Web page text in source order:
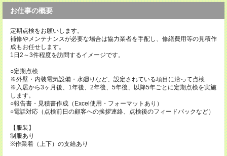
お仕事の概要
定期点検をお願いします。
補修やメンテナンスが必要な場合は協力業者を手配し、修繕費用等の見積作
成もお任せします。
1日2～3件程度を訪問するイメージです。
○定期点検
※外壁・内装電気設備・水廻りなど、設定されている項目に沿って点検
※入居から3ヶ月後、1年後、2年後、5年後、以降5年ごとに定期点検を実施
します。
○報告書・見積書作成（Excel使用・フォーマットあり）
○電話対応（点検前日の顧客への挨拶連絡、点検後のフィードバックなど）
【服装】
制服あり
※作業着（上下）の支給あり